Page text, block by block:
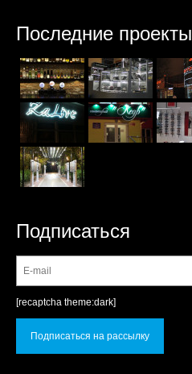
Последние проекты
Подписаться
[recaptcha theme:dark]